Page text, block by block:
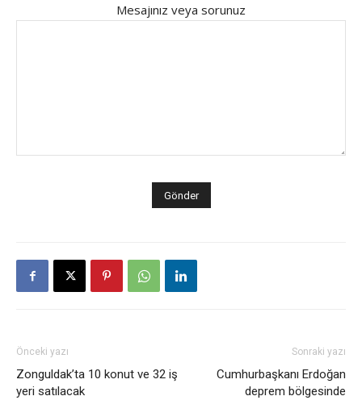
Mesajınız veya sorunuz
Önceki yazı
Zonguldak’ta 10 konut ve 32 iş
yeri satılacak
Sonraki yazı
Cumhurbaşkanı Erdoğan
deprem bölgesinde